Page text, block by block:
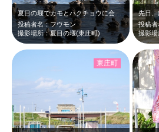
夏目の堰でカモとハクチョウに会ってきました。
投稿者名：フウモン
撮影場所：夏目の堰(東庄町)
投稿
撮影
東庄町